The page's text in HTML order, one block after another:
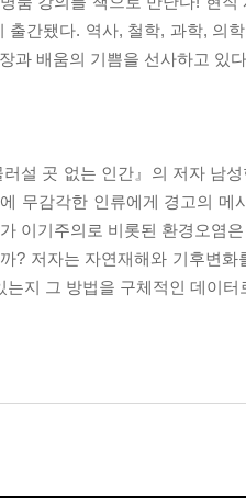
출간됐다. 역사, 철학, 과학, 의
과 배움의 기쁨을 선사하고 있
러설 곳 없는 인간』의 저자 남
무감각한 인류에게 경고의
이기주의로 비롯된 환경오염
? 저자는 자연재해와 기후변
는지 그 방법을 구체적인 데이터